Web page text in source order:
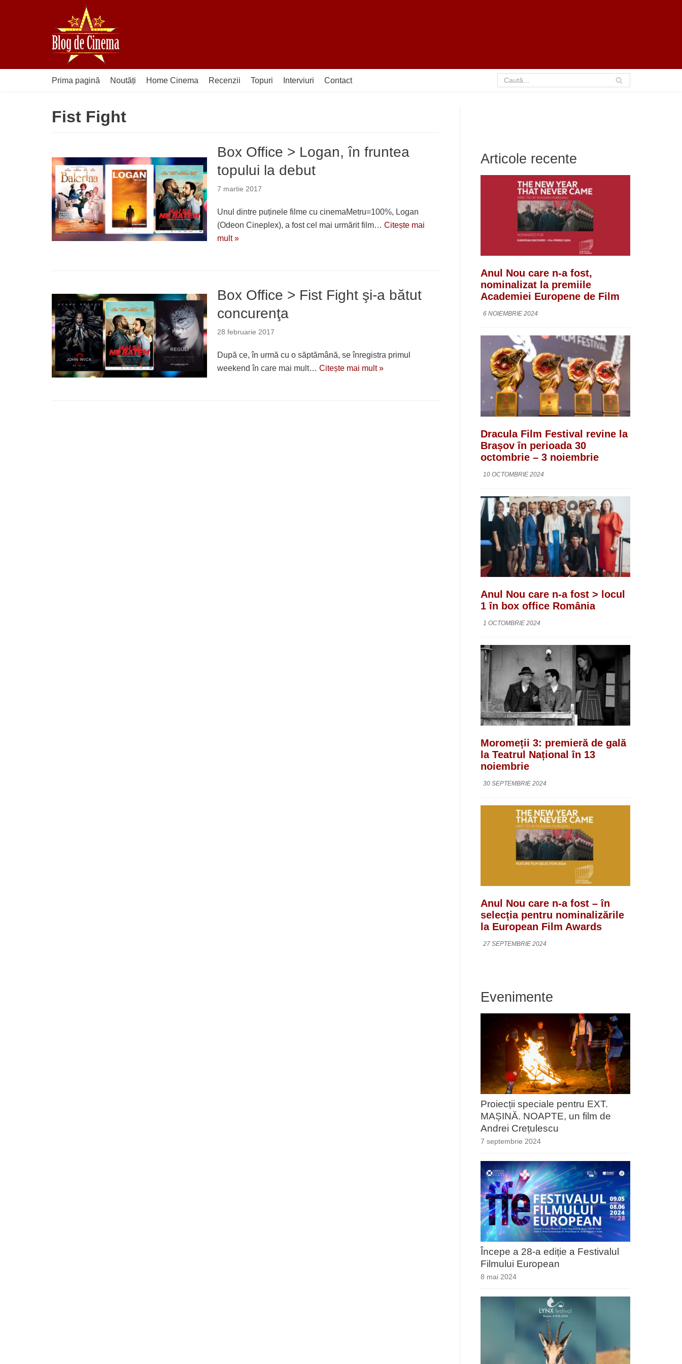
Prima pagină Noutăți Home Cinema Recenzii Topuri Interviuri Contact
Fist Fight
Box Office > Logan, în fruntea
topului la debut
7 martie 2017
Unul dintre puținele filme cu cinemaMetru=100%, Logan
(Odeon Cineplex), a fost cel mai urmărit film… Citește mai
mult »
Box Office > Fist Fight şi-a bătut
concurenţa
28 februarie 2017
După ce, în urmă cu o săptămână, se înregistra primul
weekend în care mai mult… Citește mai mult »
Articole recente
Anul Nou care n-a fost,
nominalizat la premiile
Academiei Europene de Film
6 NOIEMBRIE 2024
Dracula Film Festival revine la
Brașov în perioada 30
octombrie – 3 noiembrie
10 OCTOMBRIE 2024
Anul Nou care n-a fost > locul
1 în box office România
1 OCTOMBRIE 2024
Moromeții 3: premieră de gală
la Teatrul Național în 13
noiembrie
30 SEPTEMBRIE 2024
Anul Nou care n-a fost – în
selecția pentru nominalizările
la European Film Awards
27 SEPTEMBRIE 2024
Evenimente
Proiecții speciale pentru EXT.
MAȘINĂ. NOAPTE, un film de
Andrei Crețulescu
7 septembrie 2024
Începe a 28-a ediție a Festivalul
Filmului European
8 mai 2024